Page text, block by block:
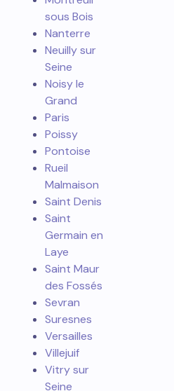
sous Bois
Nanterre
Neuilly sur
Seine
Noisy le
Grand
Paris
Poissy
Pontoise
Rueil
Malmaison
Saint Denis
Saint
Germain en
Laye
Saint Maur
des Fossés
Sevran
Suresnes
Versailles
Villejuif
Vitry sur
Seine